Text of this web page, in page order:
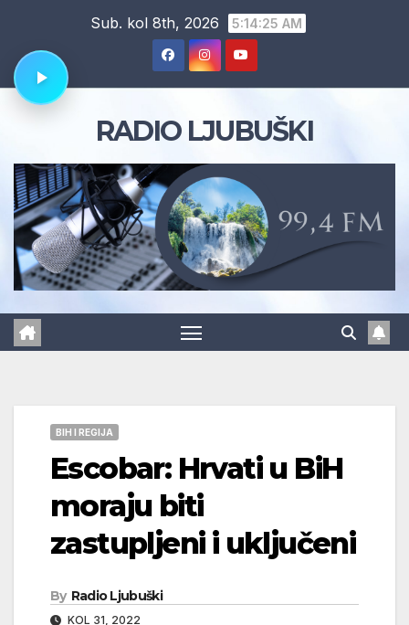
content
Sub. kol 8th, 2026 5:14:26 AM
RADIO LJUBUŠKI
BIH I REGIJA
Escobar: Hrvati u BiH
moraju biti
zastupljeni i uključeni
By Radio Ljubuški
KOL 31, 2022